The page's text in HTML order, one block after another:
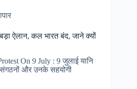
बड़ा ऐलान, कल भारत बंद, जाने क्यों
On 9 July : 9 जुलाई यानि
और उनके सहयोगी